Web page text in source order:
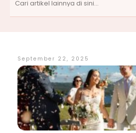
September 22, 2025